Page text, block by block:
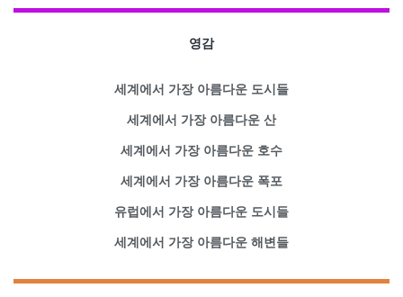
영감
세계에서 가장 아름다운 도시들
세계에서 가장 아름다운 산
세계에서 가장 아름다운 호수
세계에서 가장 아름다운 폭포
유럽에서 가장 아름다운 도시들
세계에서 가장 아름다운 해변들